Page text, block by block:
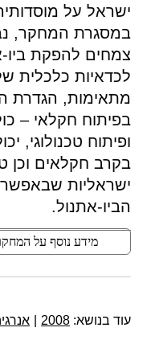
ישראל על
במסגרת המחקר,
צמחים להפקת
לכדאיות כלכלית
מתאימות, הגדרת
בפיתוח חקלאי –
ופיתוח טכנולוגי,
בקרב חקלאים וכן
ישראליות
הביו-אתנול.
מידע נוסף על
עוד בנושא: 2008